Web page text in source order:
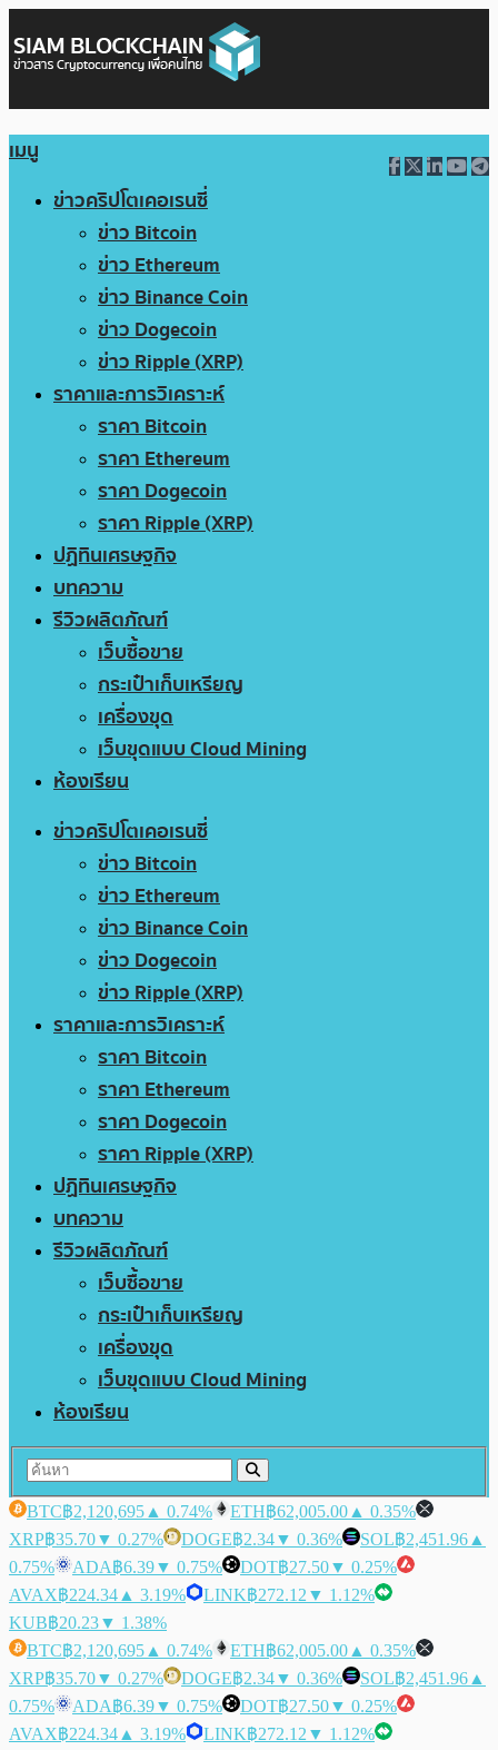
เมนู
ข่าวคริปโตเคอเรนซี่
ข่าว Bitcoin
ข่าว Ethereum
ข่าว Binance Coin
ข่าว Dogecoin
ข่าว Ripple (XRP)
ราคาและการวิเคราะห์
ราคา Bitcoin
ราคา Ethereum
ราคา Dogecoin
ราคา Ripple (XRP)
ปฏิทินเศรษฐกิจ
บทความ
รีวิวผลิตภัณฑ์
เว็บซื้อขาย
กระเป๋าเก็บเหรียญ
เครื่องขุด
เว็บขุดแบบ Cloud Mining
ห้องเรียน
ข่าวคริปโตเคอเรนซี่
ข่าว Bitcoin
ข่าว Ethereum
ข่าว Binance Coin
ข่าว Dogecoin
ข่าว Ripple (XRP)
ราคาและการวิเคราะห์
ราคา Bitcoin
ราคา Ethereum
ราคา Dogecoin
ราคา Ripple (XRP)
ปฏิทินเศรษฐกิจ
บทความ
รีวิวผลิตภัณฑ์
เว็บซื้อขาย
กระเป๋าเก็บเหรียญ
เครื่องขุด
เว็บขุดแบบ Cloud Mining
ห้องเรียน
BTC฿2,120,695 ▲ 0.74% ETH฿62,005.00 ▲ 0.35%
XRP฿35.70▼ 0.27% DOGE฿2.34▼ 0.36% SOL฿2,451.96 ▲
0.75%
ADA฿6.39▼ 0.75% DOT฿27.50▼ 0.25%
AVAX฿224.34 ▲ 3.19% LINK฿272.12 ▼ 1.12%
KUB฿20.23▼ 1.38%
BTC฿2,120,695 ▲ 0.74% ETH฿62,005.00 ▲ 0.35%
XRP฿35.70▼ 0.27% DOGE฿2.34▼ 0.36% SOL฿2,451.96 ▲
0.75%
ADA฿6.39▼ 0.75% DOT฿27.50▼ 0.25%
AVAX฿224.34 ▲ 3.19% LINK฿272.12 ▼ 1.12%